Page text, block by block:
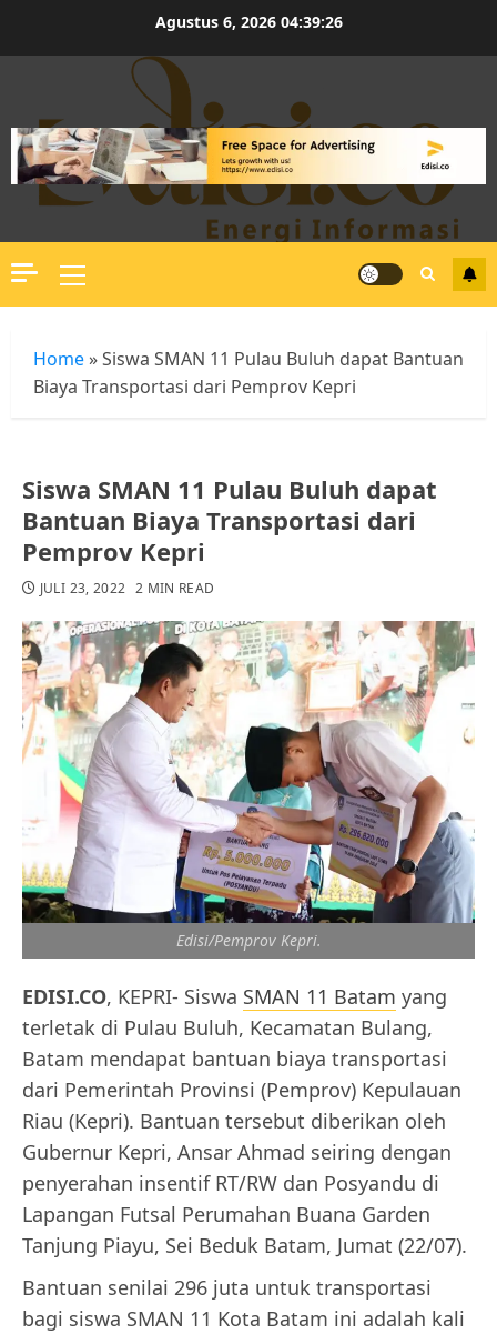
Agustus 6, 2026 04:39:27
Primary
Menu
Home »Siswa SMAN 11 Pulau Buluh dapat Bantuan
Biaya Transportasi dari Pemprov Kepri
Siswa SMAN 11 Pulau Buluh dapat
Bantuan Biaya Transportasi dari
Pemprov Kepri
JULI 23, 2022 2 MIN READ
Edisi/Pemprov Kepri.
EDISI.CO, KEPRI- Siswa SMAN 11 Batam yang
terletak di Pulau Buluh, Kecamatan Bulang,
Batam mendapat bantuan biaya transportasi
dari Pemerintah Provinsi (Pemprov) Kepulauan
Riau (Kepri). Bantuan tersebut diberikan oleh
Gubernur Kepri, Ansar Ahmad seiring dengan
penyerahan insentif RT/RW dan Posyandu di
Lapangan Futsal Perumahan Buana Garden
Tanjung Piayu, Sei Beduk Batam, Jumat (22/07).
Bantuan senilai 296 juta untuk transportasi
bagi siswa SMAN 11 Kota Batam ini adalah kali